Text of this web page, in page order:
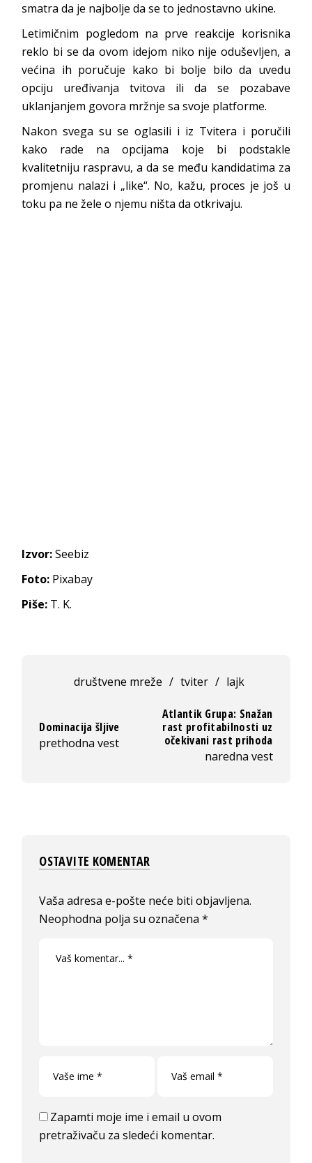
smatra da je najbolje da se to jednostavno ukine.
Letimičnim pogledom na prve reakcije korisnika
reklo bi se da ovom idejom niko nije oduševljen, a
većina ih poručuje kako bi bolje bilo da uvedu
opciju uređivanja tvitova ili da se pozabave
uklanjanjem govora mržnje sa svoje platforme.
Nakon svega su se oglasili i iz Tvitera i poručili
kako rade na opcijama koje bi podstakle
kvalitetniju raspravu, a da se među kandidatima za
promjenu nalazi i „like“. No, kažu, proces je još u
toku pa ne žele o njemu ništa da otkrivaju.
Izvor:Seebiz
Foto: Pixabay
Piše: T. K.
društvene mreže / tviter / lajk
Dominacija šljive
prethodna vest
Atlantik Grupa: Snažan
rast profitabilnosti uz
očekivani rast prihoda
naredna vest
OSTAVITE KOMENTAR
Vaša adresa e-pošte neće biti objavljena.
Neophodna polja su označena*
Zapamti moje ime i email u ovom
pretraživaču za sledeći komentar.